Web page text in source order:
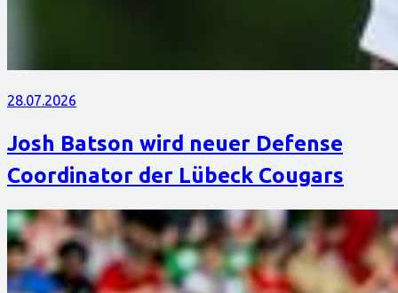
28.07.2026
Josh Batson wird neuer Defense
Coordinator der Lübeck Cougars